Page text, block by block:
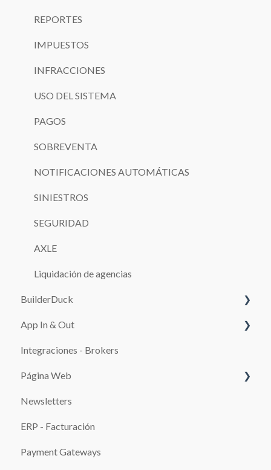
REPORTES
IMPUESTOS
INFRACCIONES
USO DEL SISTEMA
PAGOS
SOBREVENTA
NOTIFICACIONES AUTOMÁTICAS
SINIESTROS
SEGURIDAD
AXLE
Liquidación de agencias
BuilderDuck
Primeros pasos
Configura tu kit de marca
Edita las páginas de tu sitio web
SEO
Configuración de la Página de Reservas y de la
App In & Out
Configuración
Integraciones - Brokers
Página Web
SISTEMAS DE PAGO
Promociones
Newsletters
ERP - Facturación
Payment Gateways